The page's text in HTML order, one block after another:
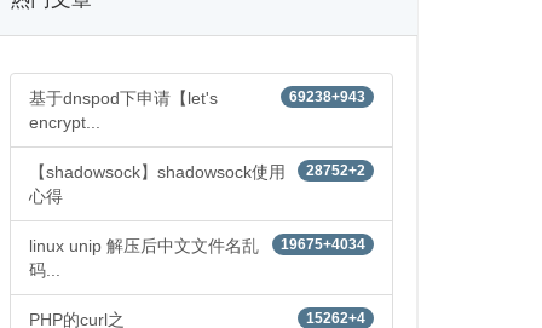
69238+943
基于dnspod下申请【let's
encrypt...
28752+2
【shadowsock】shadowsock使用
心得
19675+4034
linux unip 解压后中文文件名乱
码...
15262+4
PHP的curl之